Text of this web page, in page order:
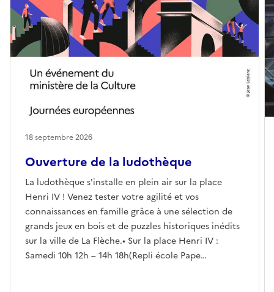
Ouverture de la ludothèque
La ludothèque s'installe en plein air sur la place
Henri IV ! Venez tester votre agilité et vos
connaissances en famille grâce à une sélection de
grands jeux en bois et de puzzles historiques inédits
sur la ville de La Flèche.• Sur la place Henri IV :
Samedi 10h 12h – 14h 18h(Repli école Pape
18 septembre 2026